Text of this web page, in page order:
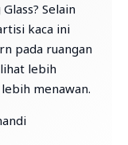
Selain
kaca ini
pada ruangan
lebih
menawan.